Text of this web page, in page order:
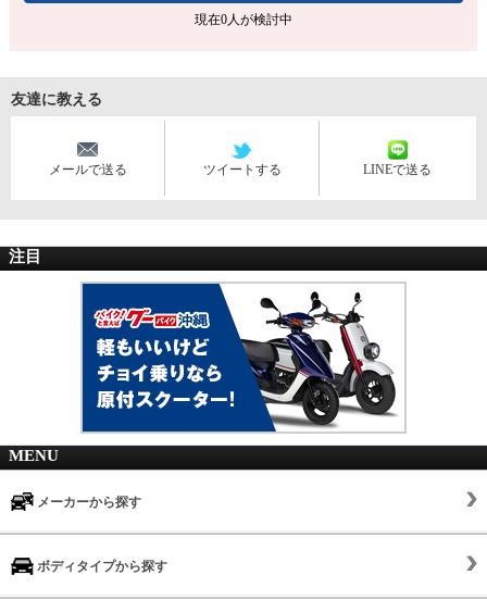
現在0人が検討中
友達に教える
メールで送る ツイートする LINEで送る
注目
MENU
メーカーから探す
ボディタイプから探す